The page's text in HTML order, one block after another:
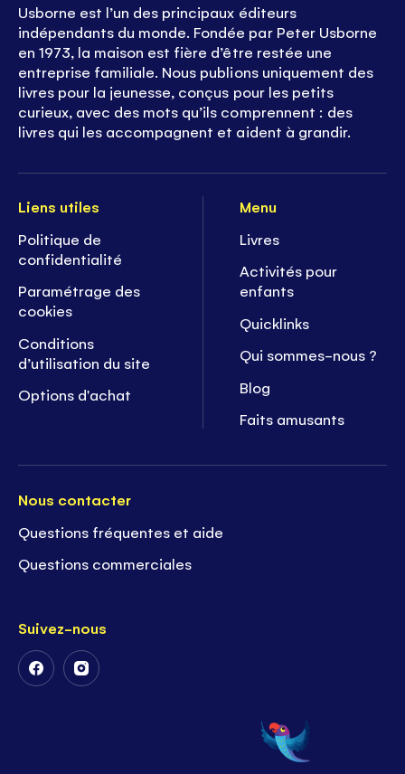
Liens utiles
Politique de
confidentialité
Paramétrage des
cookies
Conditions
d’utilisation du site
Options d'achat
Menu
Livres
Activités pour
enfants
Quicklinks
Qui sommes-nous ?
Blog
Faits amusants
Nous contacter
Questions fréquentes et aide
Questions commerciales
Suivez-nous
Suivez-Suivez-
Usborne est l’un des principaux éditeurs
indépendants du monde. Fondée par Peter Usborne
en 1973, la maison est fière d’être restée une
entreprise familiale. Nous publions uniquement des
livres pour la jeunesse, conçus pour les petits
curieux, avec des mots qu’ils comprennent : des
livres qui les accompagnent et aident à grandir.